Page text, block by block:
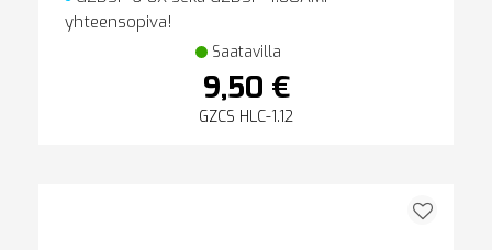
yhteensopiva!
Saatavilla
9,50 €
GZCS HLC-1.12